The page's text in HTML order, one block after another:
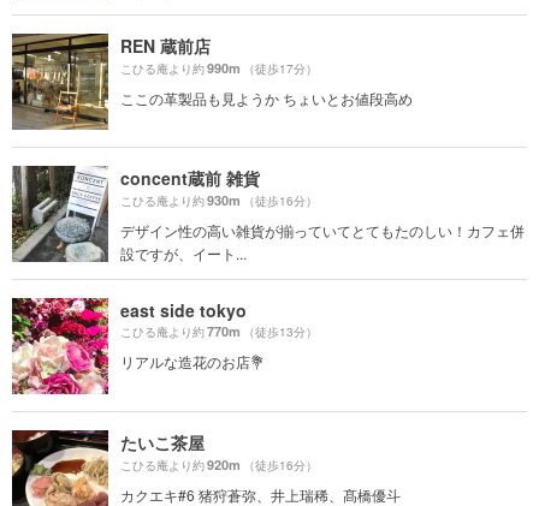
REN 蔵前店
こひる庵より約990m （徒歩17分）
ここの革製品も見ようか ちょいとお値段高め
concent蔵前 雑貨
こひる庵より約930m （徒歩16分）
デザイン性の高い雑貨が揃っていてとてもたのしい！カフェ併
設ですが、イート...
east side tokyo
こひる庵より約770m （徒歩13分）
リアルな造花のお店💐
たいこ茶屋
こひる庵より約920m （徒歩16分）
カクエキ#6 猪狩蒼弥、井上瑞稀、髙橋優斗